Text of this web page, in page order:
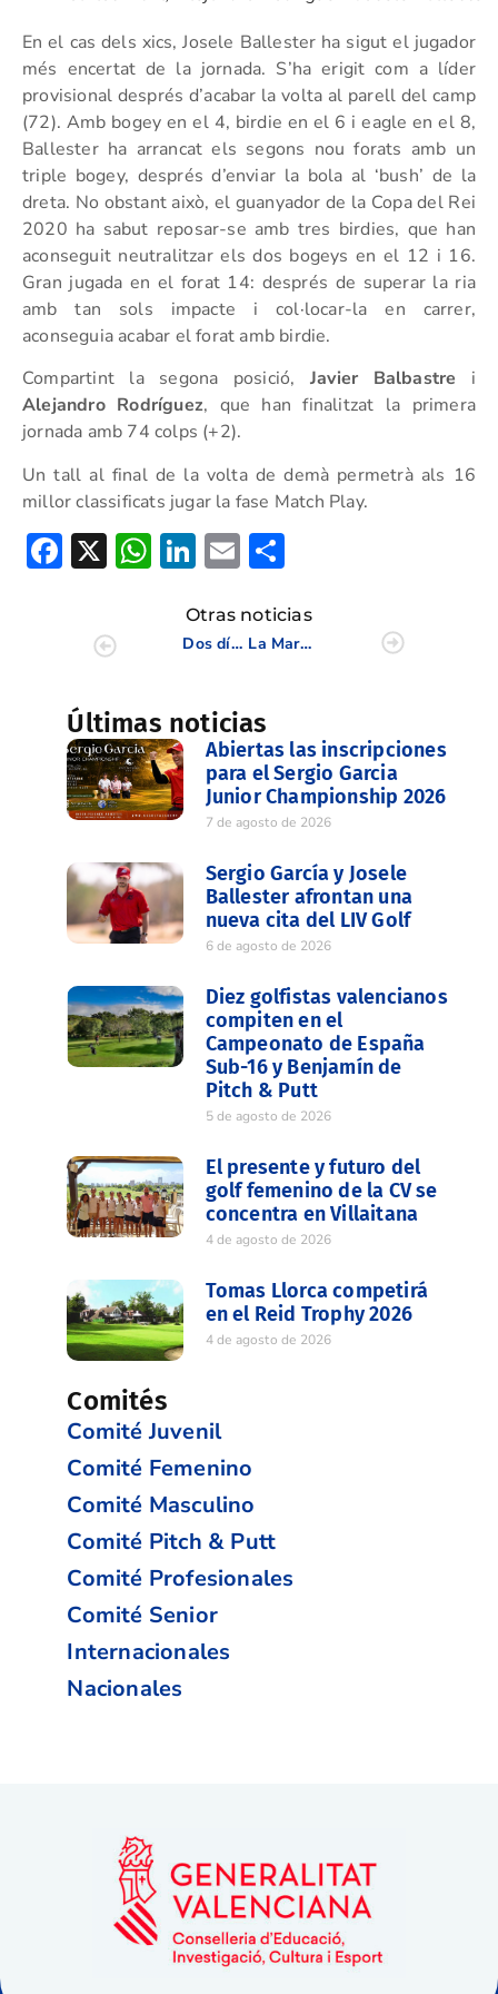
En el cas dels xics, Josele Ballester ha sigut el jugador
més encertat de la jornada. S’ha erigit com a líder
provisional després d’acabar la volta al parell del camp
(72). Amb bogey en el 4, birdie en el 6 i eagle en el 8,
Ballester ha arrancat els segons nou forats amb un
triple bogey, després d’enviar la bola al ‘bush’ de la
dreta. No obstant això, el guanyador de la Copa del Rei
2020 ha sabut reposar-se amb tres birdies, que han
aconseguit neutralitzar els dos bogeys en el 12 i 16.
Gran jugada en el forat 14: després de superar la ria
amb tan sols impacte i col·locar-la en carrer,
aconseguia acabar el forat amb birdie.
Compartint la segona posició, Javier Balbastre i
Alejandro Rodríguez, que han finalitzat la primera
jornada amb 74 colps (+2).
Un tall al final de la volta de demà permetrà als 16
millor classificats jugar la fase Match Play.
Facebook
X WhatsApp
LinkedIn
Email
Otras noticias
Dos días para que dé comienzo la VI Copa Match Play de la Comunidad Valenciana
La Marquesa, tercer escenario de la Copa Juvenil Diputación de Alicante
Últimas noticias
Abiertas las inscripciones
para el Sergio Garcia
Junior Championship 2026
7 de agosto de 2026
Sergio García y Josele
Ballester afrontan una
nueva cita del LIV Golf
6 de agosto de 2026
Diez golfistas valencianos
compiten en el
Campeonato de España
Sub-16 y Benjamín de
Pitch & Putt
5 de agosto de 2026
El presente y futuro del
golf femenino de la CV se
concentra en Villaitana
4 de agosto de 2026
Tomas Llorca competirá
en el Reid Trophy 2026
4 de agosto de 2026
Comités
Comité Juvenil
Comité Femenino
Comité Masculino
Comité Pitch & Putt
Comité Profesionales
Comité Senior
Internacionales
Nacionales